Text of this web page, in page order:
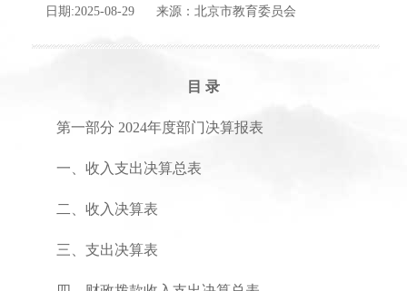
日期:2025-08-29 来源：北京市教育委员会
目 录
第一部分 2024年度部门决算报表
一、收入支出决算总表
二、收入决算表
三、支出决算表